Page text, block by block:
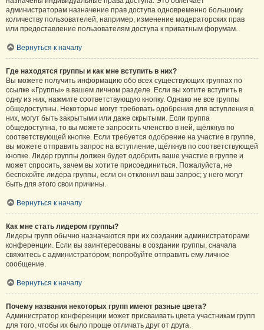
администраторам назначение прав доступа одновременно большому
количеству пользователей, например, изменение модераторских прав
или предоставление пользователям доступа к приватным форумам.
Вернуться к началу
Где находятся группы и как мне вступить в них?
Вы можете получить информацию обо всех существующих группах по
ссылке «Группы» в вашем личном разделе. Если вы хотите вступить в
одну из них, нажмите соответствующую кнопку. Однако не все группы
общедоступны. Некоторые могут требовать одобрения для вступления в
них, могут быть закрытыми или даже скрытыми. Если группа
общедоступна, то вы можете запросить членство в ней, щёлкнув по
соответствующей кнопке. Если требуется одобрение на участие в группе,
вы можете отправить запрос на вступление, щёлкнув по соответствующей
кнопке. Лидер группы должен будет одобрить ваше участие в группе и
может спросить, зачем вы хотите присоединиться. Пожалуйста, не
беспокойте лидера группы, если он отклонил ваш запрос; у него могут
быть для этого свои причины.
Вернуться к началу
Как мне стать лидером группы?
Лидеры групп обычно назначаются при их создании администраторами
конференции. Если вы заинтересованы в создании группы, сначала
свяжитесь с администратором; попробуйте отправить ему личное
сообщение.
Вернуться к началу
Почему названия некоторых групп имеют разные цвета?
Администратор конференции может присваивать цвета участникам групп
для того, чтобы их было проще отличать друг от друга.